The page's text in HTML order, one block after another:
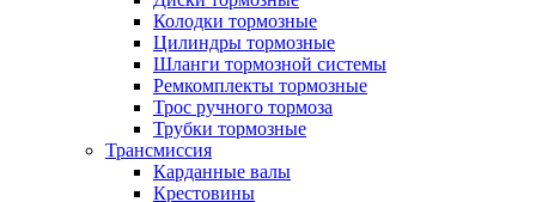
Колодки тормозные
Цилиндры тормозные
Шланги тормозной системы
Ремкомплекты тормозные
Трос ручного тормоза
Трубки тормозные
Трансмиссия
Карданные валы
Крестовины